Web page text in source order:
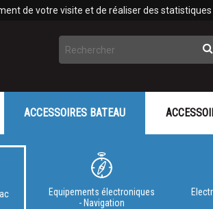
de votre visite et de réaliser des statistiques
ACCESSOIRES BATEAU
Equipements électroniques
- Navigation